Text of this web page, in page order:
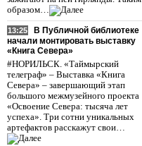
образом…
13:25
В Публичной библиотеке
начали монтировать выставку
«Книга Севера»
#НОРИЛЬСК. «Таймырский
телеграф» – Выставка «Книга
Севера» – завершающий этап
большого межмузейного проекта
«Освоение Севера: тысяча лет
успеха». Три сотни уникальных
артефактов расскажут свои…